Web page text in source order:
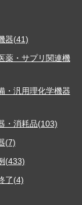
器(41)
薬・サプリ関連機
・汎用理化学機器
・消耗品(103)
(7)
(433)
了(4)